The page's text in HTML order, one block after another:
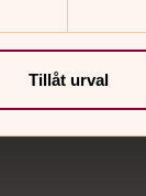
Tillåt urval